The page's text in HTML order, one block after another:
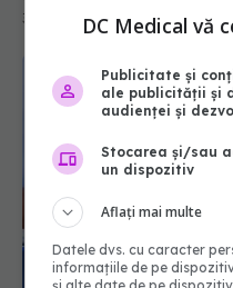
Ești asigurat la
DC Medical vă
Publicitate și
ale publicității și
audienței și
Stocarea și/sau
un dispozitiv
Aflați mai multe
Datele dvs. cu caracter
informațiile de pe